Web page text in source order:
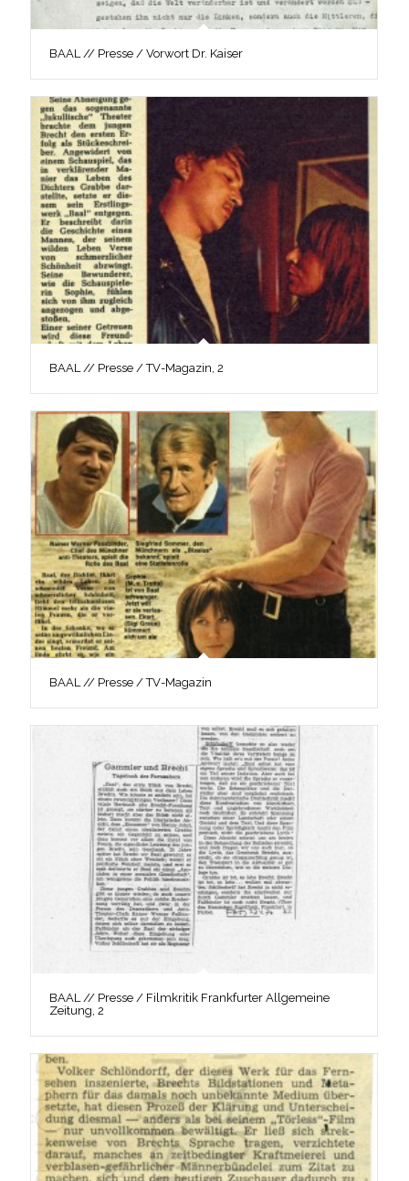
BAAL // Presse / Vorwort Dr. Kaiser
BAAL // Presse / TV-Magazin, 2
BAAL // Presse / TV-Magazin
BAAL // Presse / Filmkritik Frankfurter Allgemeine
Zeitung, 2